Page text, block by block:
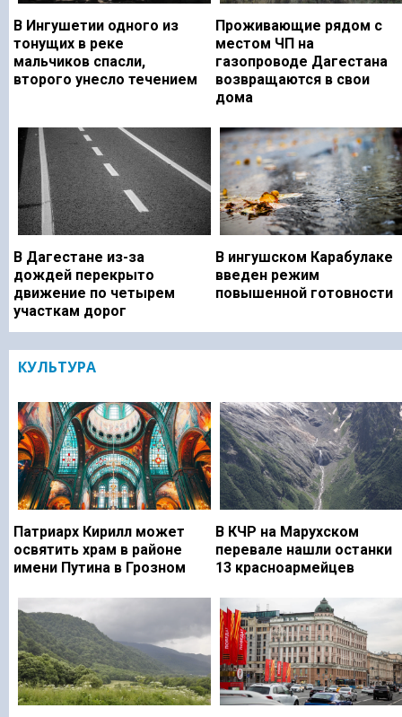
В Ингушетии одного из
тонущих в реке
мальчиков спасли,
второго унесло течением
Проживающие рядом с
местом ЧП на
газопроводе Дагестана
возвращаются в свои
дома
В Дагестане из-за
дождей перекрыто
движение по четырем
участкам дорог
В ингушском Карабулаке
введен режим
повышенной готовности
КУЛЬТУРА
Патриарх Кирилл может
освятить храм в районе
имени Путина в Грозном
В КЧР на Марухском
перевале нашли останки
13 красноармейцев